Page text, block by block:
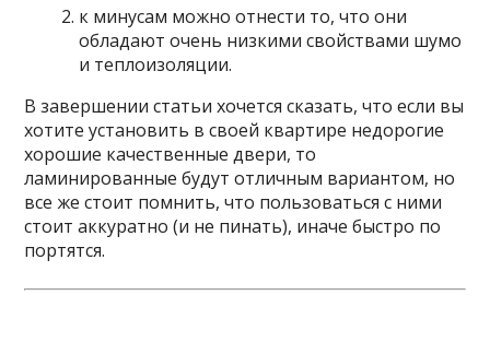
к минусам можно отнести то, что они
обладают очень низкими свойствами шумо
и теплоизоляции.
В завершении статьи хочется сказать, что если вы
хотите установить в своей квартире недорогие
хорошие качественные двери, то
ламинированные будут отличным вариантом, но
все же стоит помнить, что пользоваться с ними
стоит аккуратно (и не пинать), иначе быстро по
портятся.